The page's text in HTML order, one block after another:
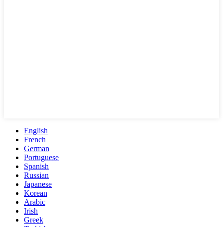
English
French
German
Portuguese
Spanish
Russian
Japanese
Korean
Arabic
Irish
Greek